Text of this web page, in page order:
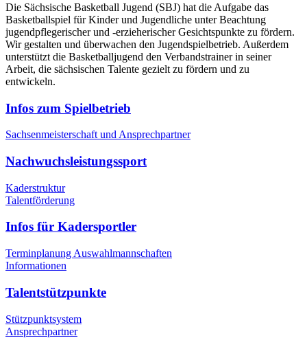
Die Sächsische Basketball Jugend (SBJ) hat die Aufgabe das
Basketballspiel für Kinder und Jugendliche unter Beachtung
jugendpflegerischer und -erzieherischer Gesichtspunkte zu fördern.
Wir gestalten und überwachen den Jugendspielbetrieb. Außerdem
unterstützt die Basketballjugend den Verbandstrainer in seiner
Arbeit, die sächsischen Talente gezielt zu fördern und zu
entwickeln.
Infos zum Spielbetrieb
Sachsenmeisterschaft und Ansprechpartner
Nachwuchsleistungssport
Kaderstruktur
Talentförderung
Infos für Kadersportler
Terminplanung Auswahlmannschaften
Informationen
Talentstützpunkte
Stützpunktsystem
Ansprechpartner